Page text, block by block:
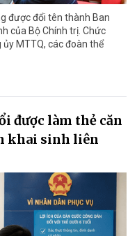
được đổi tên thành Ban
của Bộ Chính trị. Chức
MTTQ, các đoàn thể
được làm thẻ căn
khai sinh liên